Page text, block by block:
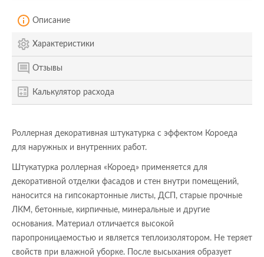
Описание
Характеристики
Отзывы
Калькулятор расхода
Роллерная декоративная штукатурка с эффектом Короеда
для наружных и внутренних работ.
Штукатурка роллерная «Короед» применяется для
декоративной отделки фасадов и стен внутри помещений,
наносится на гипсокартонные листы, ДСП, старые прочные
ЛКМ, бетонные, кирпичные, минеральные и другие
основания. Материал отличается высокой
паропроницаемостью и является теплоизолятором. Не теряет
свойств при влажной уборке. После высыхания образует